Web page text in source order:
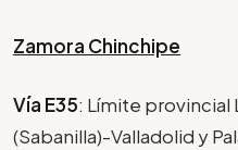
Zamora Chinchipe
Vía E35: Límite provincial
(Sabanilla)-Valladolid y